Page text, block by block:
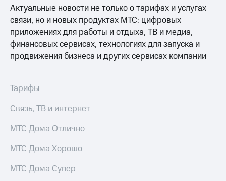
Актуальные новости не только о тарифах и услугах
связи, но и новых продуктах МТС: цифровых
приложениях для работы и отдыха, ТВ и медиа,
финансовых сервисах, технологиях для запуска и
продвижения бизнеса и других сервисах компании
Тарифы
Связь, ТВ и интернет
МТС Дома Отлично
МТС Дома Хорошо
МТС Дома Супер